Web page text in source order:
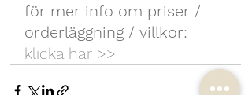
för mer info om priser /
orderläggning / villkor:
klicka här >>